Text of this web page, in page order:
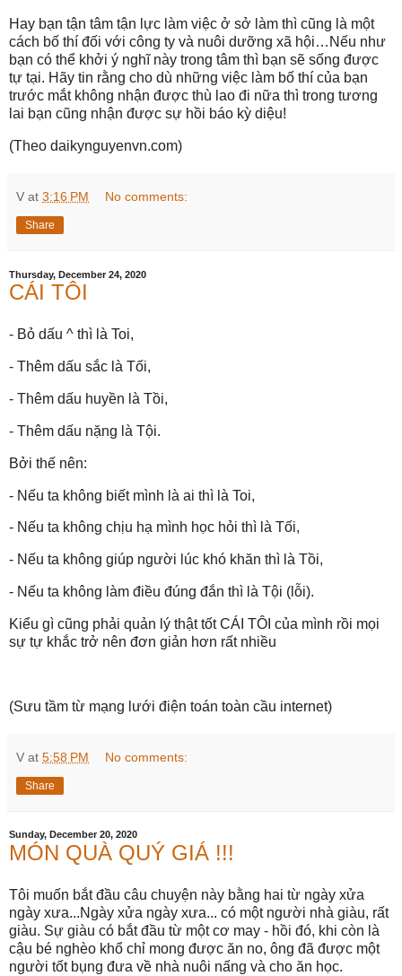
Hay bạn tận tâm tận lực làm việc ở sở làm thì cũng là một
cách bố thí đối với công ty và nuôi dưỡng xã hội…Nếu như
bạn có thể khởi ý nghĩ này trong tâm thì bạn sẽ sống được
tự tại. Hãy tin rằng cho dù những việc làm bố thí của bạn
trước mắt không nhận được thù lao đi nữa thì trong tương
lai bạn cũng nhận được sự hồi báo kỳ diệu!
(Theo daikynguyenvn.com)
V at 3:16 PM No comments:
Share
Thursday, December 24, 2020
CÁI TÔI
- Bỏ dấu ^ thì là Toi,
- Thêm dấu sắc là Tối,
- Thêm dấu huyền là Tồi,
- Thêm dấu nặng là Tội.
Bởi thế nên:
- Nếu ta không biết mình là ai thì là Toi,
- Nếu ta không chịu hạ mình học hỏi thì là Tối,
- Nếu ta không giúp người lúc khó khăn thì là Tồi,
- Nếu ta không làm điều đúng đắn thì là Tội (lỗi).
Kiểu gì cũng phải quản lý thật tốt CÁI TÔI của mình rồi mọi
sự tự khắc trở nên đơn giản hơn rất nhiều
(Sưu tầm từ mạng lưới điện toán toàn cầu internet)
V at 5:58 PM No comments:
Share
Sunday, December 20, 2020
MÓN QUÀ QUÝ GIÁ !!!
Tôi muốn bắt đầu câu chuyện này bằng hai từ ngày xửa
ngày xưa...Ngày xửa ngày xưa... có một người nhà giàu, rất
giàu. Sự giàu có bắt đầu từ một cơ may - hồi đó, khi còn là
cậu bé nghèo khổ chỉ mong được ăn no, ông đã được một
người tốt bụng đưa về nhà nuôi nấng và cho ăn học.